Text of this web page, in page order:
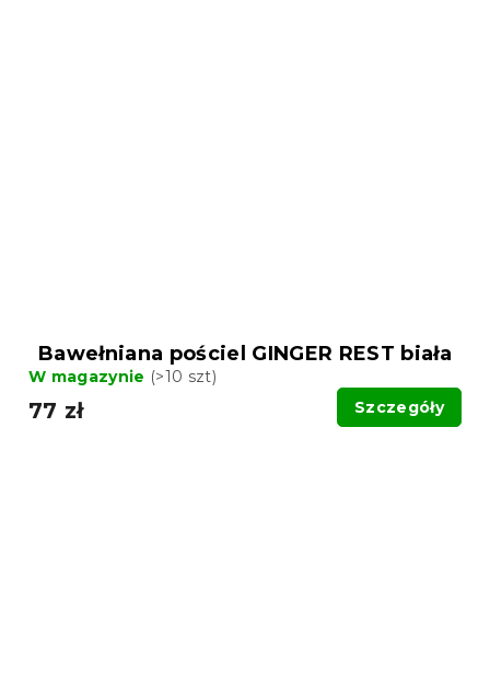
Bawełniana pościel GINGER REST biała
W magazynie (>10 szt)
77 zł Szczegóły